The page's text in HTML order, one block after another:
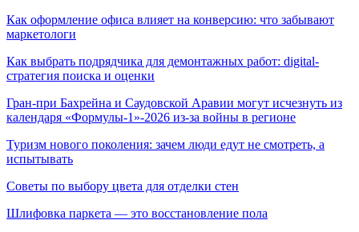
Как оформление офиса влияет на конверсию: что забывают
маркетологи
Как выбрать подрядчика для демонтажных работ: digital-
стратегия поиска и оценки
Гран-при Бахрейна и Саудовской Аравии могут исчезнуть из
календаря «Формулы-1»-2026 из-за войны в регионе
Туризм нового поколения: зачем люди едут не смотреть, а
испытывать
Советы по выбору цвета для отделки стен
Шлифовка паркета — это восстановление пола